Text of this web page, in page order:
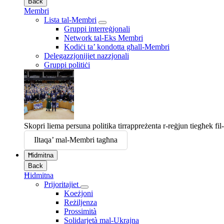
Membri
Lista tal-Membri
Gruppi interreġjonali
Network tal-Eks Membri
Kodiċi ta’ kondotta għall-Membri
Delegazzjonijiet nazzjonali
Gruppi politiċi
Skopri liema persuna politika tirrappreżenta r-reġjun tiegħek
Iltaqa’ mal-Membri tagħna
Ħidmitna
Back
Ħidmitna
Prijoritajiet
Koeżjoni
Reżiljenza
Prossimità
Solidarjetà mal-Ukrajna